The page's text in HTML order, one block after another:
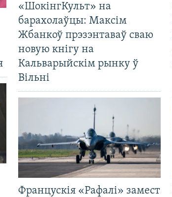
«ШокінгКульт» на
барахолаўцы: Максім
Жбанкоў прэзэнтаваў сваю
новую кнігу на
Кальварыйскім рынку ў
Вільні
Францускія «Рафалі» замест